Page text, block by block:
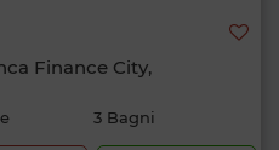
Finance City,
3 Bagni